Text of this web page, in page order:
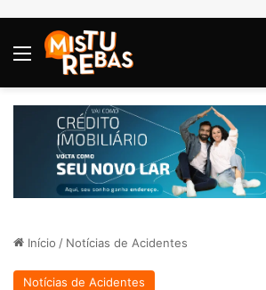
Menu
Início / Notícias de Acidentes
Notícias de Acidentes